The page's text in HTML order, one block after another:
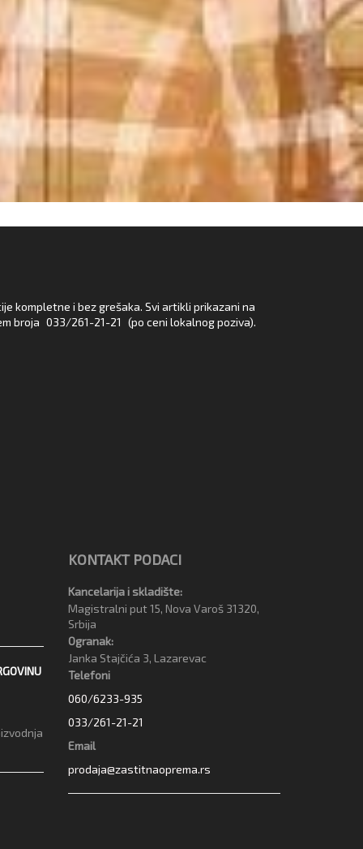
kompletne i bez grešaka. Svi artikli prikazani na
broja 033/261-21-21 (po ceni lokalnog poziva).
KONTAKT PODACI
Kancelarija i skladište:
Magistralni put 15, Nova Varoš 31320,
Srbija
Ogranak:
Janka Stajčića 3, Lazarevac
Telefoni
060/6233-935
033/261-21-21
Email
prodaja@zastitnaoprema.rs